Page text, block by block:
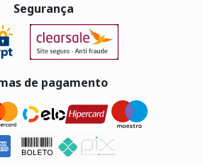
Segurança
de pagamento